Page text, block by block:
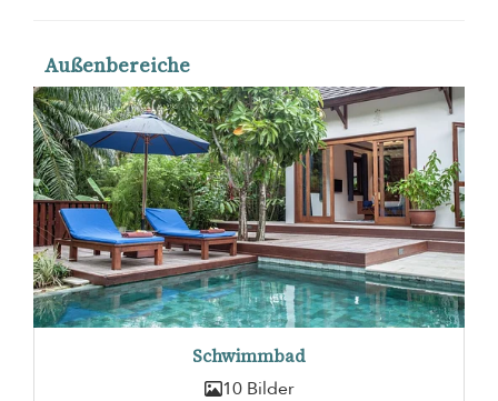
Außenbereiche
Schwimmbad
10 Bilder